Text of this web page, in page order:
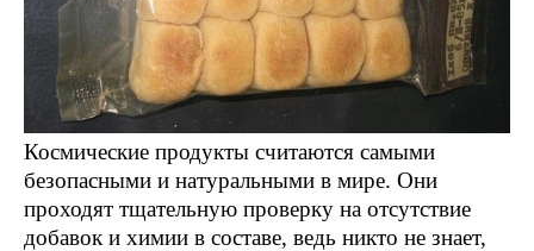
Космические продукты считаются самыми
безопасными и натуральными в мире. Они
проходят тщательную проверку на отсутствие
добавок и химии в составе, ведь никто не знает,